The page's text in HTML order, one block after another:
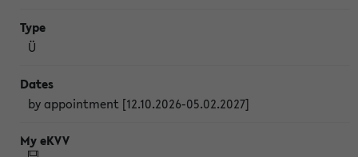
Ü
by appointment [12.10.2026-05.02.2027]